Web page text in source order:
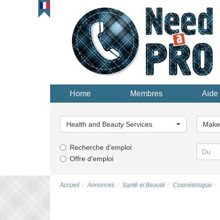
Home Membres Aide
une
catégorie...
Health and Beauty Services
une
Recherche d'emploi
Offre d'emploi
Accueil Annonces Santé et Beauté Сosmétologue